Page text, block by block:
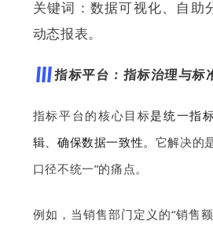
关键词：数据可视化、自助
动态报表。
指标平台：指标治理与标
指标平台的核心目标是统一指
辑、确保数据一致性。 它解决的
口径不统一”的痛点。
例如， 当销售部门定义的“销售